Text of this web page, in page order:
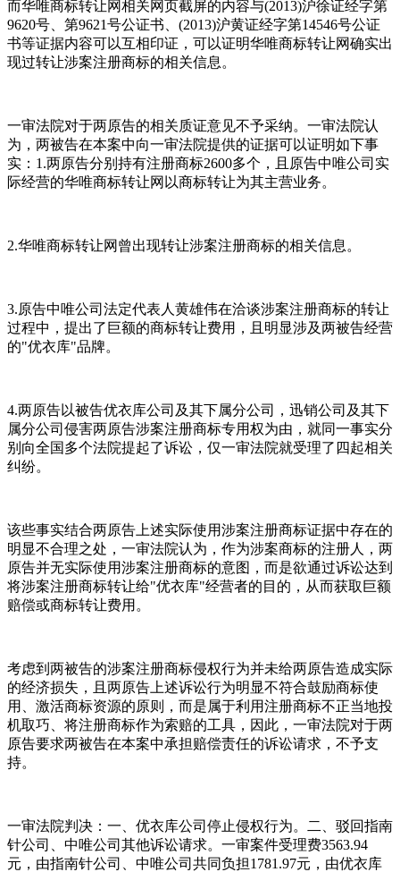
而华唯商标转让网相关网页截屏的内容与(2013)沪徐证经字第
9620号、第9621号公证书、(2013)沪黄证经字第14546号公证
书等证据内容可以互相印证，可以证明华唯商标转让网确实出
现过转让涉案注册商标的相关信息。
一审法院对于两原告的相关质证意见不予采纳。一审法院认
为，两被告在本案中向一审法院提供的证据可以证明如下事
实：1.两原告分别持有注册商标2600多个，且原告中唯公司实
际经营的华唯商标转让网以商标转让为其主营业务。
2.华唯商标转让网曾出现转让涉案注册商标的相关信息。
3.原告中唯公司法定代表人黄雄伟在洽谈涉案注册商标的转让
过程中，提出了巨额的商标转让费用，且明显涉及两被告经营
的"优衣库"品牌。
4.两原告以被告优衣库公司及其下属分公司，迅销公司及其下
属分公司侵害两原告涉案注册商标专用权为由，就同一事实分
别向全国多个法院提起了诉讼，仅一审法院就受理了四起相关
纠纷。
该些事实结合两原告上述实际使用涉案注册商标证据中存在的
明显不合理之处，一审法院认为，作为涉案商标的注册人，两
原告并无实际使用涉案注册商标的意图，而是欲通过诉讼达到
将涉案注册商标转让给"优衣库"经营者的目的，从而获取巨额
赔偿或商标转让费用。
考虑到两被告的涉案注册商标侵权行为并未给两原告造成实际
的经济损失，且两原告上述诉讼行为明显不符合鼓励商标使
用、激活商标资源的原则，而是属于利用注册商标不正当地投
机取巧、将注册商标作为索赔的工具，因此，一审法院对于两
原告要求两被告在本案中承担赔偿责任的诉讼请求，不予支
持。
一审法院判决：一、优衣库公司停止侵权行为。二、驳回指南
针公司、中唯公司其他诉讼请求。一审案件受理费3563.94
元，由指南针公司、中唯公司共同负担1781.97元，由优衣库